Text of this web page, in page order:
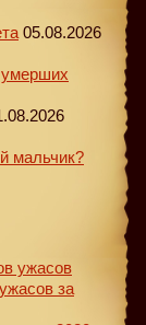
05.08.2026
мальчик?
ужасов
за